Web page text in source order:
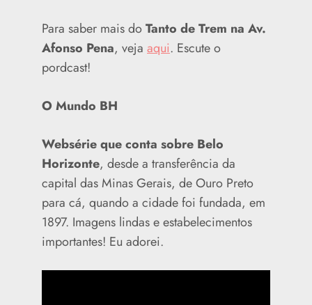
Para saber mais doTanto de Trem na Av.
Afonso Pena, veja aqui. Escute o
pordcast!
O Mundo BH
Websérie que conta sobre Belo
Horizonte, desde a transferência da
capital das Minas Gerais, de Ouro Preto
para cá, quando a cidade foi fundada, em
1897. Imagens lindas e estabelecimentos
importantes! Eu adorei.